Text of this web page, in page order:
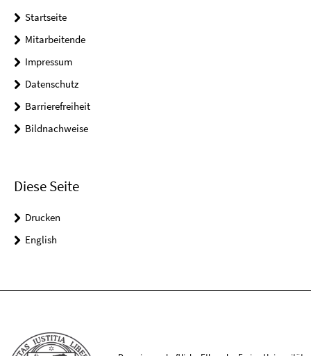
Startseite
Mitarbeitende
Impressum
Datenschutz
Barrierefreiheit
Bildnachweise
Diese Seite
Drucken
English